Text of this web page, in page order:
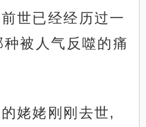
世已经经历过一
被人气反噬的痛
姥姥刚刚去世,